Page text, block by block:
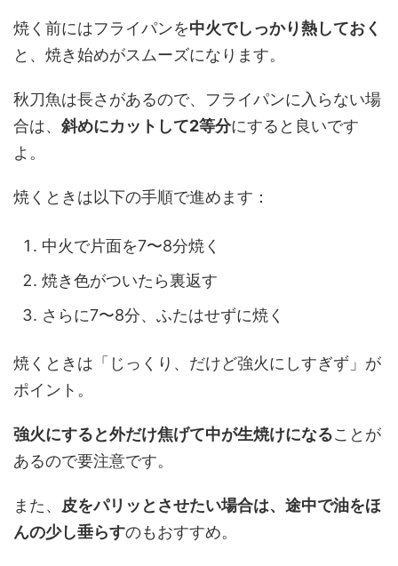
焼く前にはフライパンを中火でしっかり熱しておく
と、焼き始めがスムーズになります。
秋刀魚は長さがあるので、フライパンに入らない場
合は、 斜めにカットして2等分にすると良いです
よ。
焼くときは以下の手順で進めます：
中火で片面を7〜8分焼く
焼き色がついたら裏返す
さらに7〜8分、ふたはせずに焼く
焼くときは「じっくり、だけど強火にしすぎず」が
ポイント。
強火にすると外だけ焦げて中が生焼けになることが
あるので要注意です。
また、 皮をパリッとさせたい場合は、途中で油をほ
んの少し垂らすのもおすすめ。